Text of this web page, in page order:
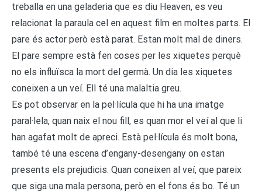
treballa en una geladeria que es diu Heaven, es veu
relacionat la paraula cel en aquest film en moltes parts. El
pare és actor però està parat. Estan molt mal de diners.
El pare sempre està fen coses per les xiquetes perquè
no els influïsca la mort del germà. Un dia les xiquetes
coneixen a un veí. Ell té una malaltia greu.
Es pot observar en la pel·lícula que hi ha una imatge
paral·lela, quan naix el nou fill, es quan mor el veí al que li
han agafat molt de apreci. Està pel·lícula és molt bona,
també té una escena d’engany-desengany on estan
presents els prejudicis. Quan coneixen al veí, que pareix
que siga una mala persona, però en el fons és bo. Té un